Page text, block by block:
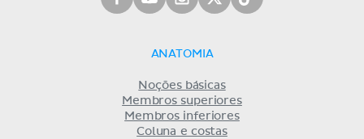
ANATOMIA
Noções básicas
Membros superiores
Membros inferiores
Coluna e costas